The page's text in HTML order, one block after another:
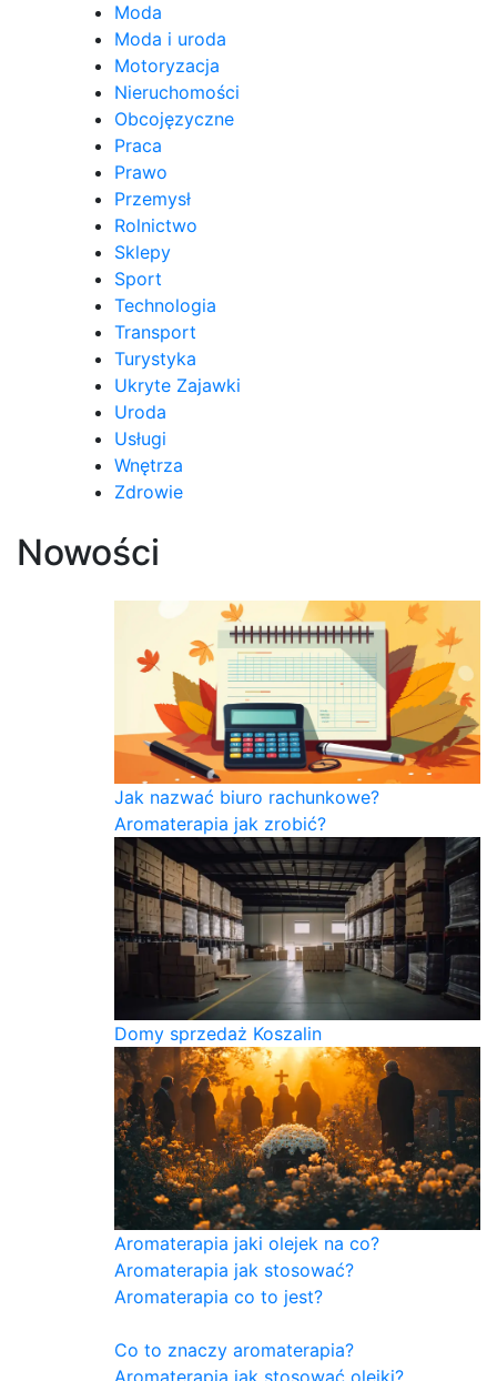
Moda
Moda i uroda
Motoryzacja
Nieruchomości
Obcojęzyczne
Praca
Prawo
Przemysł
Rolnictwo
Sklepy
Sport
Technologia
Transport
Turystyka
Ukryte Zajawki
Uroda
Usługi
Wnętrza
Zdrowie
Nowości
Jak nazwać biuro rachunkowe?
Aromaterapia jak zrobić?
Domy sprzedaż Koszalin
Aromaterapia jaki olejek na co?
Aromaterapia jak stosować?
Aromaterapia co to jest?
Co to znaczy aromaterapia?